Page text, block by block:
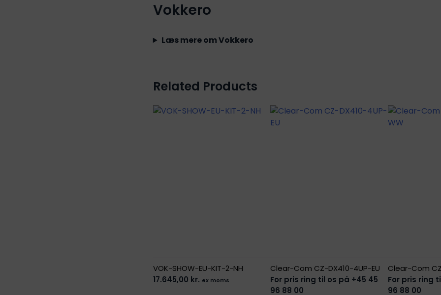
Vokkero
Læs mere om Vokkero
Related Products
VOK-SHOW-EU-KIT-2-NH
17.645,00 kr. ex moms
Clear-Com CZ-DX410-4UP-EU
For pris ring til os på +45 45
96 88 00
Clear-Com
For pris ring
96 88 00